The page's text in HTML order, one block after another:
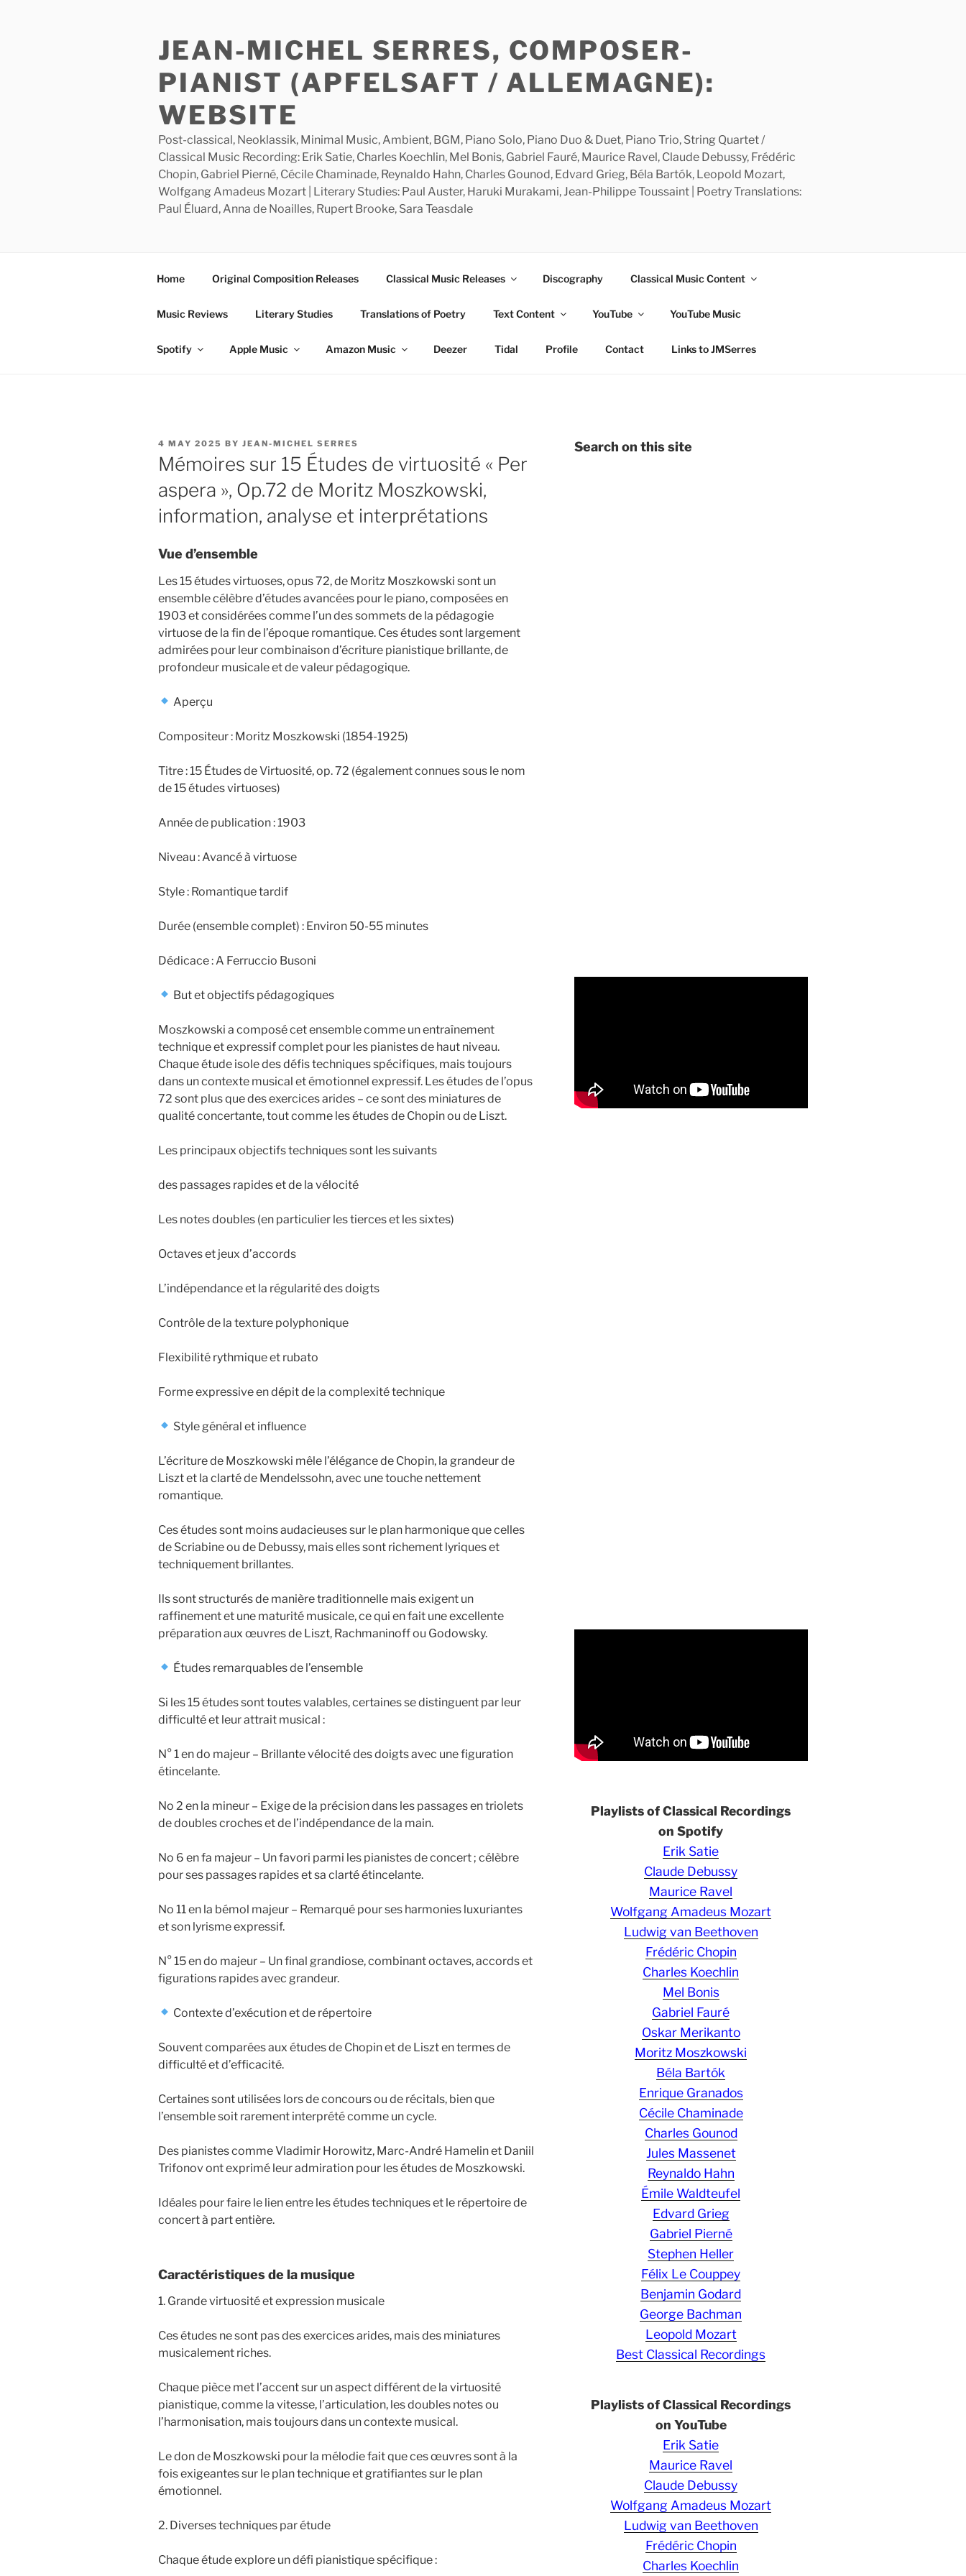
JEAN-MICHEL SERRES, COMPOSER-
PIANIST (APFELSAFT / ALLEMAGNE):
WEBSITE
Post-classical, Neoklassik, Minimal Music, Ambient, BGM, Piano Solo, Piano Duo & Duet, Piano Trio, String Quartet /
Classical Music Recording: Erik Satie, Charles Koechlin, Mel Bonis, Gabriel Fauré, Maurice Ravel, Claude Debussy, Frédéric
Chopin, Gabriel Pierné, Cécile Chaminade, Reynaldo Hahn, Charles Gounod, Edvard Grieg, Béla Bartók, Leopold Mozart,
Wolfgang Amadeus Mozart | Literary Studies: Paul Auster, Haruki Murakami, Jean-Philippe Toussaint | Poetry Translations:
Paul Éluard, Anna de Noailles, Rupert Brooke, Sara Teasdale
Home Original Composition Releases Classical Music Releases Discography Classical Music Content
Music Reviews Literary Studies Translations of Poetry Text Content YouTube YouTube Music
Spotify Apple Music Amazon Music Deezer Tidal Profile Contact Links to JMSerres
POSTED
ON
4 MAY 2025 BY JEAN-MICHEL SERRES
Mémoires sur 15 Études de virtuosité « Per
aspera », Op.72 de Moritz Moszkowski,
information, analyse et interprétations
Vue d’ensemble
Les 15 études virtuoses, opus 72, de Moritz Moszkowski sont un
ensemble célèbre d’études avancées pour le piano, composées en
1903 et considérées comme l’un des sommets de la pédagogie
virtuose de la fin de l’époque romantique. Ces études sont largement
admirées pour leur combinaison d’écriture pianistique brillante, de
profondeur musicale et de valeur pédagogique.
Aperçu
Compositeur : Moritz Moszkowski (1854-1925)
Titre : 15 Études de Virtuosité, op. 72 (également connues sous le nom
de 15 études virtuoses)
Année de publication : 1903
Niveau : Avancé à virtuose
Style : Romantique tardif
Durée (ensemble complet) : Environ 50-55 minutes
Dédicace : A Ferruccio Busoni
But et objectifs pédagogiques
Moszkowski a composé cet ensemble comme un entraînement
technique et expressif complet pour les pianistes de haut niveau.
Chaque étude isole des défis techniques spécifiques, mais toujours
dans un contexte musical et émotionnel expressif. Les études de l’opus
72 sont plus que des exercices arides – ce sont des miniatures de
qualité concertante, tout comme les études de Chopin ou de Liszt.
Les principaux objectifs techniques sont les suivants
des passages rapides et de la vélocité
Les notes doubles (en particulier les tierces et les sixtes)
Octaves et jeux d’accords
L’indépendance et la régularité des doigts
Contrôle de la texture polyphonique
Flexibilité rythmique et rubato
Forme expressive en dépit de la complexité technique
Style général et influence
L’écriture de Moszkowski mêle l’élégance de Chopin, la grandeur de
Liszt et la clarté de Mendelssohn, avec une touche nettement
romantique.
Ces études sont moins audacieuses sur le plan harmonique que celles
de Scriabine ou de Debussy, mais elles sont richement lyriques et
techniquement brillantes.
Ils sont structurés de manière traditionnelle mais exigent un
raffinement et une maturité musicale, ce qui en fait une excellente
préparation aux œuvres de Liszt, Rachmaninoff ou Godowsky.
Études remarquables de l’ensemble
Si les 15 études sont toutes valables, certaines se distinguent par leur
difficulté et leur attrait musical :
N° 1 en do majeur – Brillante vélocité des doigts avec une figuration
étincelante.
No 2 en la mineur – Exige de la précision dans les passages en triolets
de doubles croches et de l’indépendance de la main.
No 6 en fa majeur – Un favori parmi les pianistes de concert ; célèbre
pour ses passages rapides et sa clarté étincelante.
No 11 en la bémol majeur – Remarqué pour ses harmonies luxuriantes
et son lyrisme expressif.
N° 15 en do majeur – Un final grandiose, combinant octaves, accords et
figurations rapides avec grandeur.
Contexte d’exécution et de répertoire
Souvent comparées aux études de Chopin et de Liszt en termes de
difficulté et d’efficacité.
Certaines sont utilisées lors de concours ou de récitals, bien que
l’ensemble soit rarement interprété comme un cycle.
Des pianistes comme Vladimir Horowitz, Marc-André Hamelin et Daniil
Trifonov ont exprimé leur admiration pour les études de Moszkowski.
Idéales pour faire le lien entre les études techniques et le répertoire de
concert à part entière.
Caractéristiques de la musique
1. Grande virtuosité et expression musicale
Ces études ne sont pas des exercices arides, mais des miniatures
musicalement riches.
Chaque pièce met l’accent sur un aspect différent de la virtuosité
pianistique, comme la vitesse, l’articulation, les doubles notes ou
l’harmonisation, mais toujours dans un contexte musical.
Le don de Moszkowski pour la mélodie fait que ces œuvres sont à la
fois exigeantes sur le plan technique et gratifiantes sur le plan
émotionnel.
2. Diverses techniques par étude
Chaque étude explore un défi pianistique spécifique :
Search on this site
Playlists of Classical Recordings
on Spotify
Erik Satie
Claude Debussy
Maurice Ravel
Wolfgang Amadeus Mozart
Ludwig van Beethoven
Frédéric Chopin
Charles Koechlin
Mel Bonis
Gabriel Fauré
Oskar Merikanto
Moritz Moszkowski
Béla Bartók
Enrique Granados
Cécile Chaminade
Charles Gounod
Jules Massenet
Reynaldo Hahn
Émile Waldteufel
Edvard Grieg
Gabriel Pierné
Stephen Heller
Félix Le Couppey
Benjamin Godard
George Bachman
Leopold Mozart
Best Classical Recordings
Playlists of Classical Recordings
on YouTube
Erik Satie
Maurice Ravel
Claude Debussy
Wolfgang Amadeus Mozart
Ludwig van Beethoven
Frédéric Chopin
Charles Koechlin